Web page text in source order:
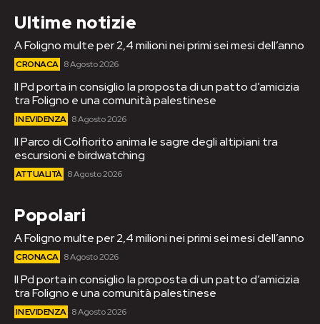
Ultime notizie
A Foligno multe per 2,4 milioni nei primi sei mesi dell’anno
CRONACA 8 Agosto 2026
Il Pd porta in consiglio la proposta di un patto d’amicizia
tra Foligno e una comunità palestinese
IN EVIDENZA 8 Agosto 2026
Il Parco di Colfiorito anima le sagre degli altipiani tra
escursioni e birdwatching
ATTUALITÀ 8 Agosto 2026
Popolari
A Foligno multe per 2,4 milioni nei primi sei mesi dell’anno
CRONACA 8 Agosto 2026
Il Pd porta in consiglio la proposta di un patto d’amicizia
tra Foligno e una comunità palestinese
IN EVIDENZA 8 Agosto 2026